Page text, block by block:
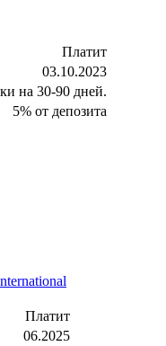
Платит
03.10.2023
на 30-90 дней.
5% от депозита
Платит
06.2025